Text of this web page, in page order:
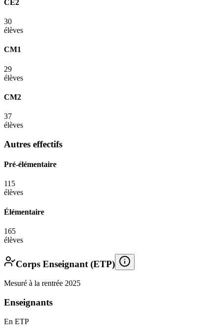
CE2
30
élèves
CM1
29
élèves
CM2
37
élèves
Autres effectifs
Pré-élémentaire
115
élèves
Élémentaire
165
élèves
Corps Enseignant (ETP)
Mesuré à la rentrée 2025
Enseignants
En ETP